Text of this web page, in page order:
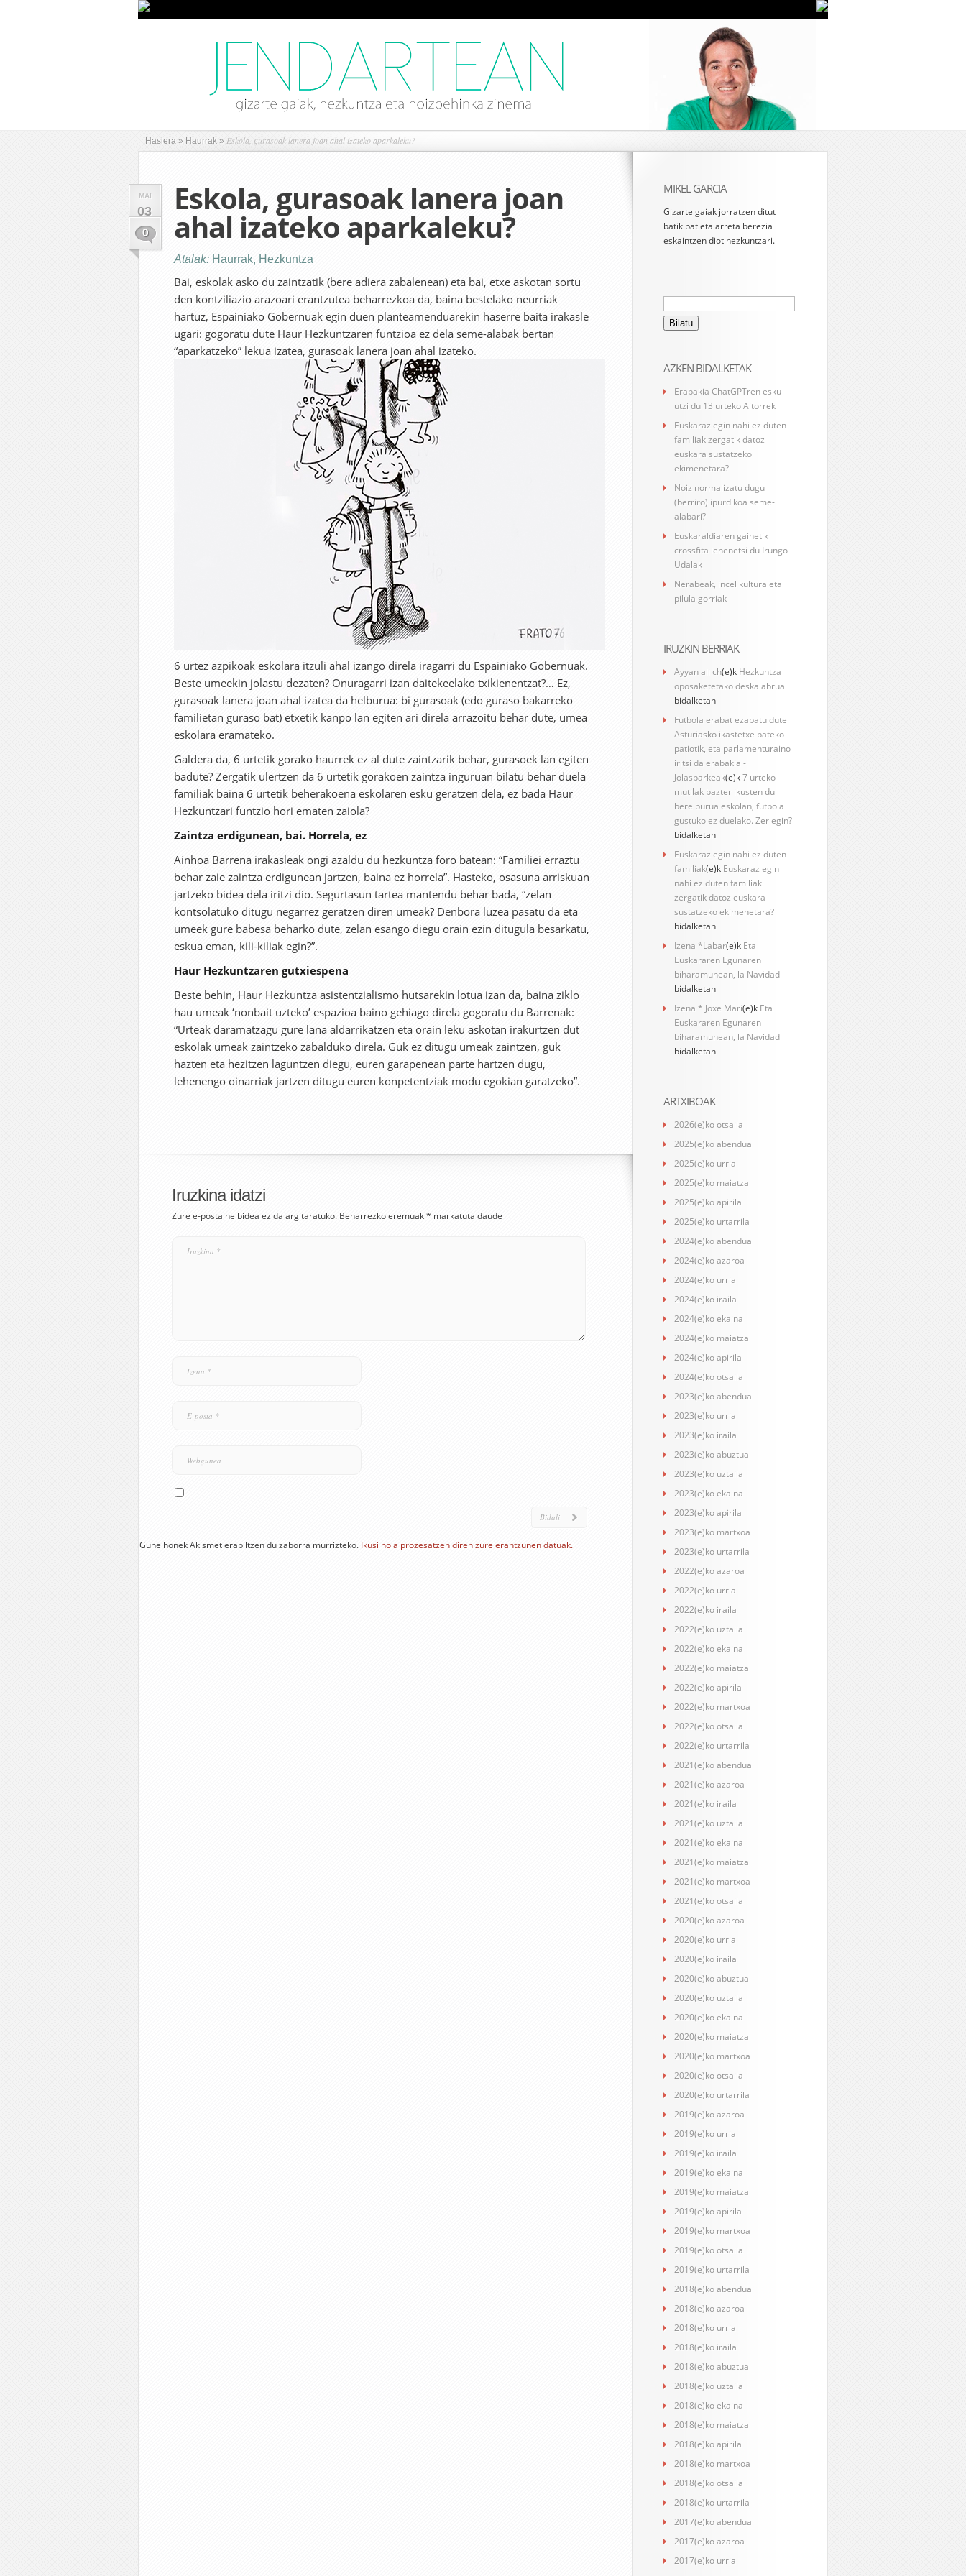
Hasiera » Haurrak » Eskola, gurasoak lanera joan ahal izateko aparkaleku?
MAI
03
0
Eskola, gurasoak lanera joan
ahal izateko aparkaleku?
Atalak: Haurrak, Hezkuntza
Bai, eskolak asko du zaintzatik (bere adiera zabalenean) eta bai, etxe askotan sortu
den kontziliazio arazoari erantzutea beharrezkoa da, baina bestelako neurriak
hartuz, Espainiako Gobernuak egin duen planteamenduarekin haserre baita irakasle
ugari: gogoratu dute Haur Hezkuntzaren funtzioa ez dela seme-alabak bertan
“aparkatzeko” lekua izatea, gurasoak lanera joan ahal izateko.
6 urtez azpikoak eskolara itzuli ahal izango direla iragarri du Espainiako Gobernuak.
Beste umeekin jolastu dezaten? Onuragarri izan daitekeelako txikienentzat?… Ez,
gurasoak lanera joan ahal izatea da helburua: bi gurasoak (edo guraso bakarreko
familietan guraso bat) etxetik kanpo lan egiten ari direla arrazoitu behar dute, umea
eskolara eramateko.
Galdera da, 6 urtetik gorako haurrek ez al dute zaintzarik behar, gurasoek lan egiten
badute? Zergatik ulertzen da 6 urtetik gorakoen zaintza inguruan bilatu behar duela
familiak baina 6 urtetik beherakoena eskolaren esku geratzen dela, ez bada Haur
Hezkuntzari funtzio hori ematen zaiola?
Zaintza erdigunean, bai. Horrela, ez
Ainhoa Barrena irakasleak ongi azaldu du hezkuntza foro batean: “Familiei erraztu
behar zaie zaintza erdigunean jartzen, baina ez horrela”. Hasteko, osasuna arriskuan
jartzeko bidea dela iritzi dio. Segurtasun tartea mantendu behar bada, “zelan
kontsolatuko ditugu negarrez geratzen diren umeak? Denbora luzea pasatu da eta
umeek gure babesa beharko dute, zelan esango diegu orain ezin ditugula besarkatu,
eskua eman, kili-kiliak egin?”.
Haur Hezkuntzaren gutxiespena
Beste behin, Haur Hezkuntza asistentzialismo hutsarekin lotua izan da, baina ziklo
hau umeak ‘nonbait uzteko’ espazioa baino gehiago direla gogoratu du Barrenak:
“Urteak daramatzagu gure lana aldarrikatzen eta orain leku askotan irakurtzen dut
eskolak umeak zaintzeko zabalduko direla. Guk ez ditugu umeak zaintzen, guk
hazten eta hezitzen laguntzen diegu, euren garapenean parte hartzen dugu,
lehenengo oinarriak jartzen ditugu euren konpetentziak modu egokian garatzeko”.
Iruzkina idatzi
Zure e-posta helbidea ez da argitaratuko. Beharrezko eremuak* markatuta daude
Gune honek Akismet erabiltzen du zaborra murrizteko. Ikusi nola prozesatzen diren zure erantzunen datuak.
MIKEL GARCIA
Gizarte gaiak jorratzen ditut
batik bat eta arreta berezia
eskaintzen diot hezkuntzari.
Bilatu:
AZKEN BIDALKETAK
Erabakia ChatGPTren esku
utzi du 13 urteko Aitorrek
Euskaraz egin nahi ez duten
familiak zergatik datoz
euskara sustatzeko
ekimenetara?
Noiz normalizatu dugu
(berriro) ipurdikoa seme-
alabari?
Euskaraldiaren gainetik
crossfita lehenetsi du Irungo
Udalak
Nerabeak, incel kultura eta
pilula gorriak
IRUZKIN BERRIAK
Ayyan ali ch(e)k Hezkuntza
oposaketetako deskalabrua
bidalketan
Futbola erabat ezabatu dute
Asturiasko ikastetxe bateko
patiotik, eta parlamenturaino
iritsi da erabakia -
Jolasparkeak(e)k7 urteko
mutilak bazter ikusten du
bere burua eskolan, futbola
gustuko ez duelako. Zer egin?
bidalketan
Euskaraz egin nahi ez duten
familiak(e)k Euskaraz egin
nahi ez duten familiak
zergatik datoz euskara
sustatzeko ekimenetara?
bidalketan
Izena *Labar(e)k Eta
Euskararen Egunaren
biharamunean, la Navidad
bidalketan
Izena * Joxe Mari(e)k Eta
Euskararen Egunaren
biharamunean, la Navidad
bidalketan
ARTXIBOAK
2026(e)ko otsaila
2025(e)ko abendua
2025(e)ko urria
2025(e)ko maiatza
2025(e)ko apirila
2025(e)ko urtarrila
2024(e)ko abendua
2024(e)ko azaroa
2024(e)ko urria
2024(e)ko iraila
2024(e)ko ekaina
2024(e)ko maiatza
2024(e)ko apirila
2024(e)ko otsaila
2023(e)ko abendua
2023(e)ko urria
2023(e)ko iraila
2023(e)ko abuztua
2023(e)ko uztaila
2023(e)ko ekaina
2023(e)ko apirila
2023(e)ko martxoa
2023(e)ko urtarrila
2022(e)ko azaroa
2022(e)ko urria
2022(e)ko iraila
2022(e)ko uztaila
2022(e)ko ekaina
2022(e)ko maiatza
2022(e)ko apirila
2022(e)ko martxoa
2022(e)ko otsaila
2022(e)ko urtarrila
2021(e)ko abendua
2021(e)ko azaroa
2021(e)ko iraila
2021(e)ko uztaila
2021(e)ko ekaina
2021(e)ko maiatza
2021(e)ko martxoa
2021(e)ko otsaila
2020(e)ko azaroa
2020(e)ko urria
2020(e)ko iraila
2020(e)ko abuztua
2020(e)ko uztaila
2020(e)ko ekaina
2020(e)ko maiatza
2020(e)ko martxoa
2020(e)ko otsaila
2020(e)ko urtarrila
2019(e)ko azaroa
2019(e)ko urria
2019(e)ko iraila
2019(e)ko ekaina
2019(e)ko maiatza
2019(e)ko apirila
2019(e)ko martxoa
2019(e)ko otsaila
2019(e)ko urtarrila
2018(e)ko abendua
2018(e)ko azaroa
2018(e)ko urria
2018(e)ko iraila
2018(e)ko abuztua
2018(e)ko uztaila
2018(e)ko ekaina
2018(e)ko maiatza
2018(e)ko apirila
2018(e)ko martxoa
2018(e)ko otsaila
2018(e)ko urtarrila
2017(e)ko abendua
2017(e)ko azaroa
2017(e)ko urria